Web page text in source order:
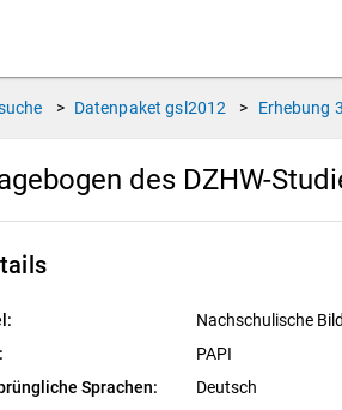
> Datenpaket gsl2012 > Erhebung 3
des DZHW-
Nachschulische
PAPI
Sprachen:
Deutsch